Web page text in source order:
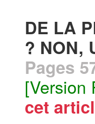
DE LA
? NON,
Pages
[Version
cet